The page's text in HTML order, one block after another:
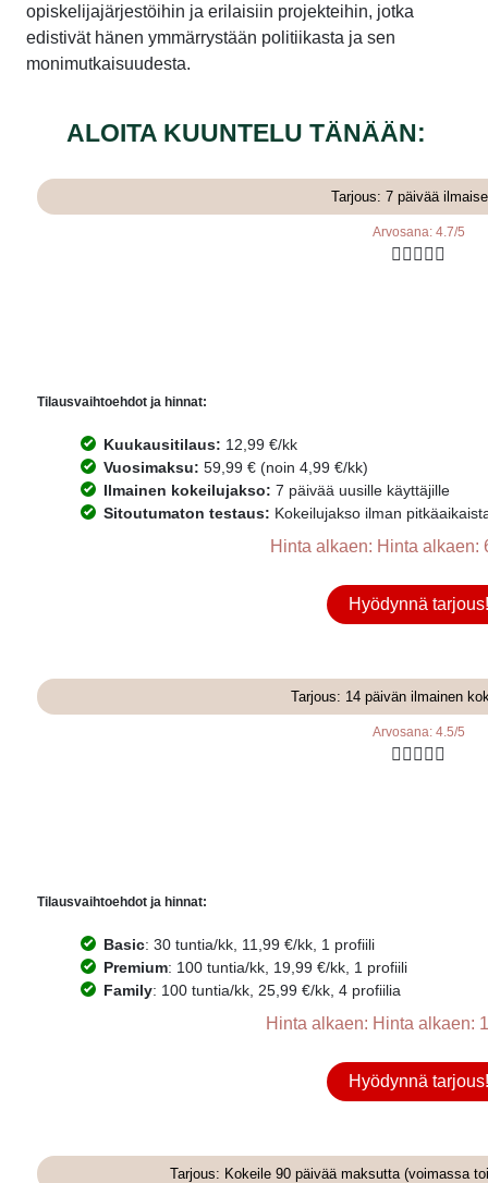
opiskelijajärjestöihin ja erilaisiin projekteihin, jotka
edistivät hänen ymmärrystään politiikasta ja sen
monimutkaisuudesta.
ALOITA KUUNTELU TÄNÄÄN:
Tarjous: 7 päivää
Arvosana: 4.7/5
    
Tilausvaihtoehdot ja hinnat:
Kuukausitilaus: 12,99 €/kk
Vuosimaksu: 59,99 € (noin 4,99 €/kk)
Ilmainen kokeilujakso: 7 päivää uusille käyttäjille
Sitoutumaton testaus: Kokeilujakso ilman
Hinta alkaen: Hinta alkaen:
Hyödynnä tarjous!
Tarjous: 14 päivän ilmainen
Arvosana: 4.5/5
    
Tilausvaihtoehdot ja hinnat:
Basic: 30 tuntia/kk, 11,99 €/kk, 1 profiili
Premium: 100 tuntia/kk, 19,99 €/kk, 1 profiili
Family: 100 tuntia/kk, 25,99 €/kk, 4 profiilia
Hinta alkaen: Hinta alkaen:
Hyödynnä tarjous!
Tarjous: Kokeile 90 päivää maksutta (voimassa